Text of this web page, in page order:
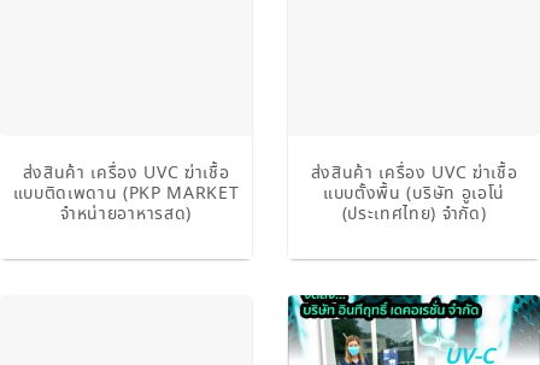
ส่งสินค้า เครื่อง UVC ฆ่าเชื้อ
แบบติดเพดาน (PKP MARKET
จำหน่ายอาหารสด)
ส่งสินค้า เครื่อง UVC ฆ่าเชื้อ
แบบตั้งพื้น (บริษัท อูเอโน่
(ประเทศไทย) จำกัด)